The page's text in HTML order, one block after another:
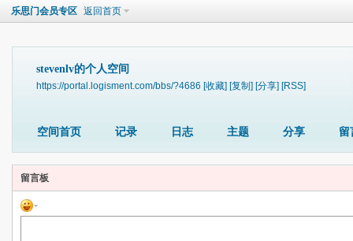
乐思门会员专区 返回首页
stevenlv的个人空间
https://portal.logisment.com/bbs/?4686 [收藏] [复制] [分享] [RSS]
空间首页 记录 日志 主题 分享 留
留言板